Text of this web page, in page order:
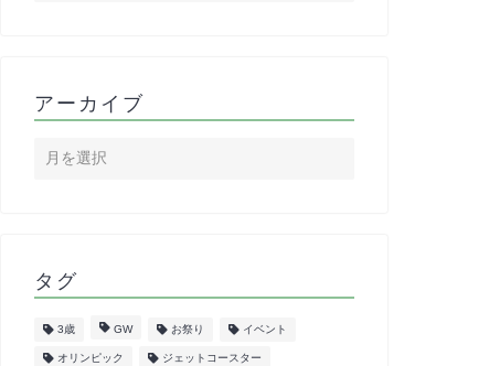
アーカイブ
タグ
3歳 GW お祭り イベント
オリンピック ジェットコースター